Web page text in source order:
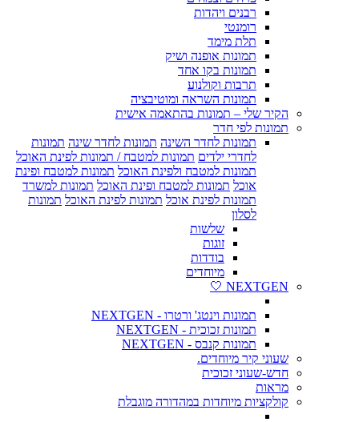
רבנים ויהדות
רומנטי
תלת מימד
תמונות אופנה ושיק
תמונות בקו אחד
תרבות וקולנוע
תמונות השראה ומוטיבציה
הקיר שלי – תמונות בהתאמה אישית
תמונות לפי חדר
תמונות לחדר השינה תמונות לחדר שינה תמונות
לחדרי ילדים תמונות למטבח / תמונות לפינת האוכל
תמונות למטבח ולפינת האוכל תמונות למטבח ופינת
אוכל תמונות למטבח ופינת האוכל תמונות למשרד
תמונות לפינת אוכל תמונות לפינת האוכל תמונות
לסלון
שלשות
זוגות
בודדות
מיוחדים
NEXTGEN 🤍
תמונות וינטג' ורטרו - NEXTGEN
תמונות זכוכית - NEXTGEN
תמונות קנבס - NEXTGEN
שעוני קיר מיוחדים.
חדש-שעוני זכוכית
מראות
קולקציות מיוחדות במהדורה מוגבלת